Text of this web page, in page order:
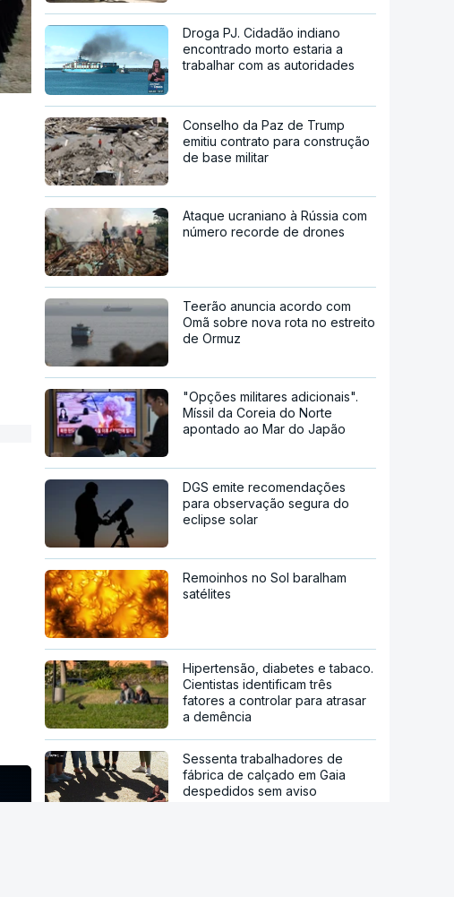
Droga PJ. Cidadão indiano
encontrado morto estaria a
trabalhar com as autoridades
Conselho da Paz de Trump
emitiu contrato para construção
de base militar
Ataque ucraniano à Rússia com
número recorde de drones
Teerão anuncia acordo com
Omã sobre nova rota no estreito
de Ormuz
"Opções militares adicionais".
Míssil da Coreia do Norte
apontado ao Mar do Japão
DGS emite recomendações
para observação segura do
eclipse solar
Remoinhos no Sol baralham
satélites
Hipertensão, diabetes e tabaco.
Cientistas identificam três
fatores a controlar para atrasar
a demência
Sessenta trabalhadores de
fábrica de calçado em Gaia
despedidos sem aviso